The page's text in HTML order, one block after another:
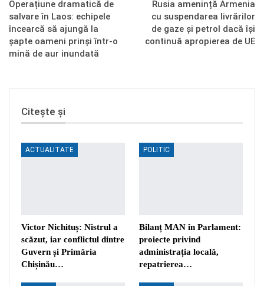
Operațiune dramatică de
salvare în Laos: echipele
încearcă să ajungă la
șapte oameni prinși într-o
mină de aur inundată
Rusia amenință Armenia
cu suspendarea livrărilor
de gaze și petrol dacă își
continuă apropierea de UE
Citește și
ACTUALITATE
Victor Nichituș: Nistrul a
scăzut, iar conflictul dintre
Guvern și Primăria
Chișinău…
POLITIC
Bilanț MAN în Parlament:
proiecte privind
administrația locală,
repatrierea…